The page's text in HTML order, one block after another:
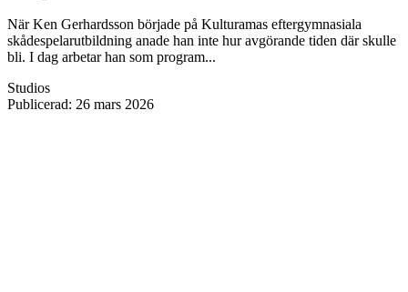
När Ken Gerhardsson började på Kulturamas eftergymnasiala
skådespelarutbildning anade han inte hur avgörande tiden där skulle
bli. I dag arbetar han som program...
Studios
Publicerad: 26 mars 2026